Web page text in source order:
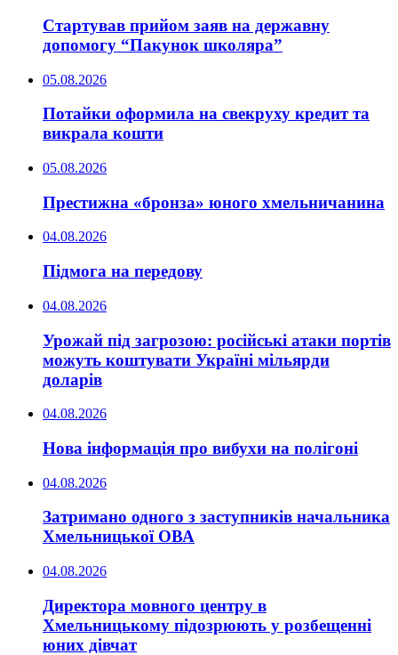
Стартував прийом заяв на державну
допомогу “Пакунок школяра”
05.08.2026
Потайки оформила на свекруху кредит та
викрала кошти
05.08.2026
Престижна «бронза» юного хмельничанина
04.08.2026
Підмога на передову
04.08.2026
Урожай під загрозою: російські атаки портів
можуть коштувати Україні мільярди
доларів
04.08.2026
Нова інформація про вибухи на полігоні
04.08.2026
Затримано одного з заступників начальника
Хмельницької ОВА
04.08.2026
Директора мовного центру в
Хмельницькому підозрюють у розбещенні
юних дівчат